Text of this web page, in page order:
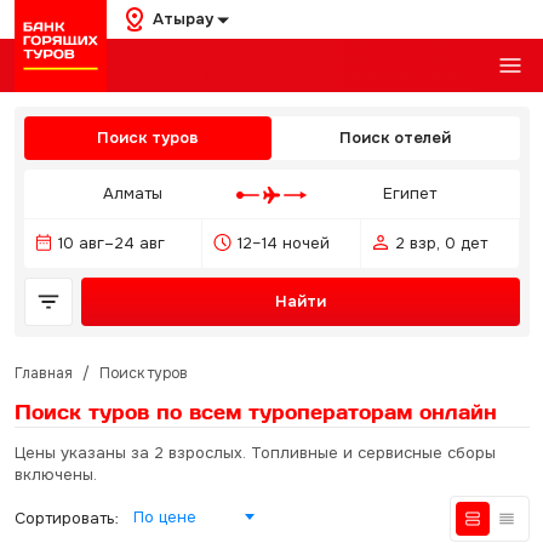
Атырау
Поиск туров Поиск отелей
Алматы Египет
10 авг–24 авг 12–14 ночей 2 взр, 0 дет
Найти
Главная / Поиск туров
Поиск туров по всем туроператорам онлайн
Цены указаны за 2 взрослых. Топливные и сервисные сборы
включены.
Сортировать: По цене